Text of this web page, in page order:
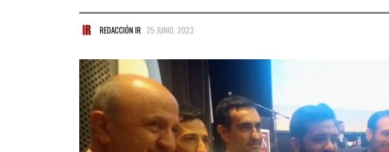
REDACCIÓN IR 25 JUNIO, 2023